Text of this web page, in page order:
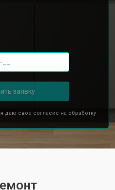
заявку
даю свое согласие на обработку